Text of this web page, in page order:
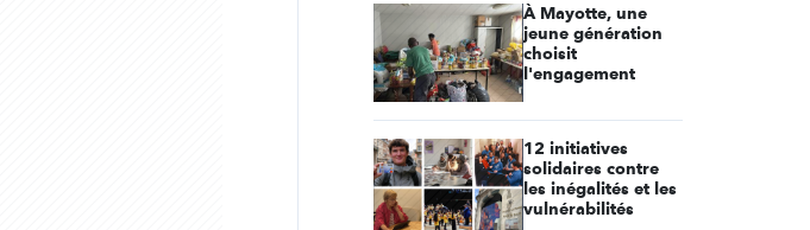
À Mayotte, une
jeune génération
choisit
l'engagement
12 initiatives
solidaires contre
les inégalités et les
vulnérabilités